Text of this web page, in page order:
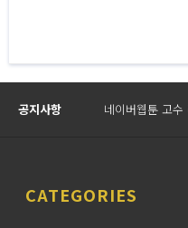
공지사항 네이버웹툰 고
CATEGORIES